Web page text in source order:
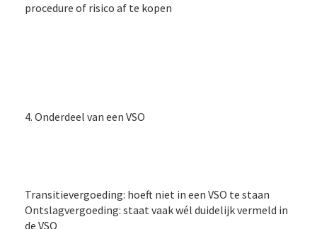
procedure of risico af te kopen
4. Onderdeel van een VSO
Transitievergoeding: hoeft niet in een VSO te staan
Ontslagvergoeding: staat vaak wél duidelijk vermeld in
de VSO